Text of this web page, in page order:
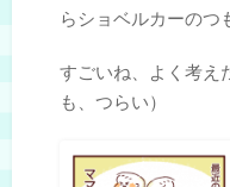
らショベルカーのつ
すごいね、よく考え
も、つらい）